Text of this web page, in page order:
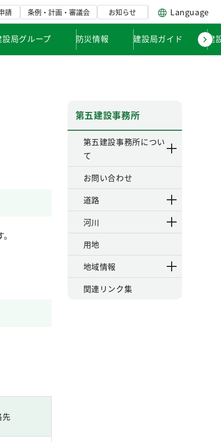
請 条例・計画・審議会 お知らせ Language
局グループ 防災情報 建設局ガイド 建
先
第五建設事務所
第五建設事務所につい
て
お問い合わせ
道路
河川
用地
地域情報
関連リンク集